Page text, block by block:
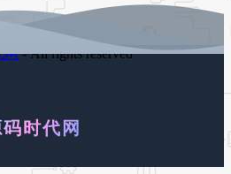
网- All rights reserved
时代网